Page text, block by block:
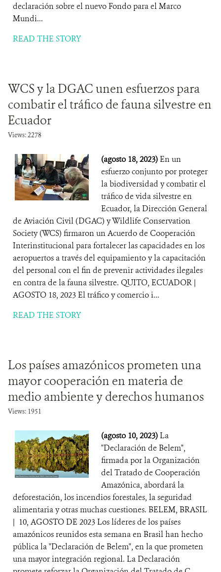
declaración sobre el nuevo Fondo para el Marco
Mundi...
READ THE STORY
WCS y la DGAC unen esfuerzos para
combatir el tráfico de fauna silvestre en
Ecuador
Views: 2278
(agosto 18, 2023)En un
esfuerzo conjunto por proteger
la biodiversidad y combatir el
tráfico de vida silvestre en
Ecuador, la Dirección General
de Aviación Civil (DGAC) y Wildlife Conservation
Society (WCS) firmaron un Acuerdo de Cooperación
Interinstitucional para fortalecer las capacidades en los
aeropuertos a través del equipamiento y la capacitación
del personal con el fin de prevenir actividades ilegales
en contra de la fauna silvestre. QUITO, ECUADOR |
AGOSTO 18, 2023 El tráfico y comercio i...
READ THE STORY
Los países amazónicos prometen una
mayor cooperación en materia de
medio ambiente y derechos humanos
Views: 1951
(agosto 10, 2023)La
"Declaración de Belem",
firmada por la Organización
del Tratado de Cooperación
Amazónica, abordará la
deforestación, los incendios forestales, la seguridad
alimentaria y otras muchas cuestiones. BELEM, BRASIL
| 10, AGOSTO DE 2023 Los líderes de los países
amazónicos reunidos esta semana en Brasil han hecho
pública la "Declaración de Belem", en la que prometen
una mayor integración regional. La Declaración